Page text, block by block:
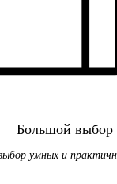
Большой выбор
умных и